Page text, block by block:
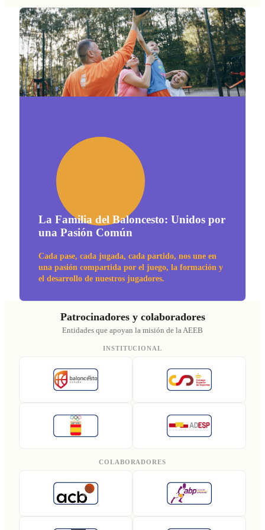
La Familia del Baloncesto: Unidos por
una Pasión Común
Cada pase, cada jugada, cada partido, nos une en
una pasión compartida por el juego, la formación y
el desarrollo de nuestros jugadores.
Patrocinadores y colaboradores
Entidades que apoyan la misión de la AEEB
INSTITUCIONAL
COLABORADORES